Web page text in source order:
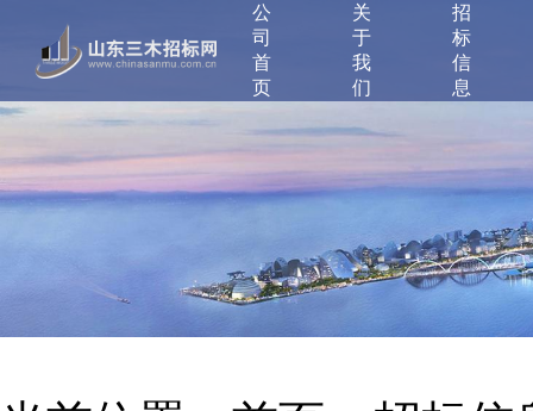
公
司
首
页
关
于
我
们
招
标
信
息